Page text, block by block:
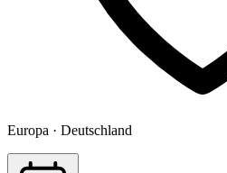
Europa · Deutschland